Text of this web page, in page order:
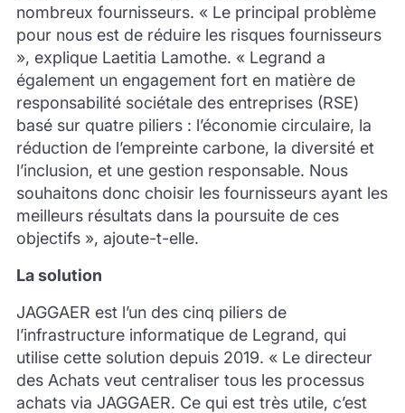
nombreux fournisseurs. « Le principal problème
pour nous est de réduire les risques fournisseurs
», explique Laetitia Lamothe. « Legrand a
également un engagement fort en matière de
responsabilité sociétale des entreprises (RSE)
basé sur quatre piliers : l’économie circulaire, la
réduction de l’empreinte carbone, la diversité et
l’inclusion, et une gestion responsable. Nous
souhaitons donc choisir les fournisseurs ayant les
meilleurs résultats dans la poursuite de ces
objectifs », ajoute-t-elle.
La solution
JAGGAER est l’un des cinq piliers de
l’infrastructure informatique de Legrand, qui
utilise cette solution depuis 2019. « Le directeur
des Achats veut centraliser tous les processus
achats via JAGGAER. Ce qui est très utile, c’est